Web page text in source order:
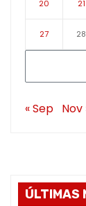
20 21
27 28
« Sep Nov
ÚLTIMAS